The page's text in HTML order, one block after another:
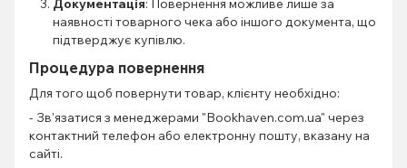
Документація: Повернення можливе лише за
наявності товарного чека або іншого документа, що
підтверджує купівлю.
Процедура повернення
Для того щоб повернути товар, клієнту необхідно:
- Зв'язатися з менеджерами "Bookhaven.com.ua" через
контактний телефон або електронну пошту, вказану на
сайті.